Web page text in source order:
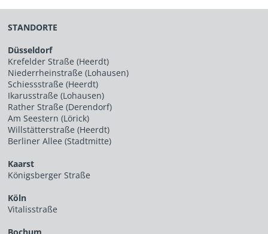
STANDORTE
Düsseldorf
Krefelder Straße (Heerdt)
Niederrheinstraße (Lohausen)
Schiessstraße (Heerdt)
Ikarusstraße (Lohausen)
Rather Straße (Derendorf)
Am Seestern (Lörick)
Willstätterstraße (Heerdt)
Berliner Allee (Stadtmitte)
Kaarst
Königsberger Straße
Köln
Vitalisstraße
Bochum